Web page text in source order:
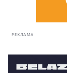
РЕКЛАМА